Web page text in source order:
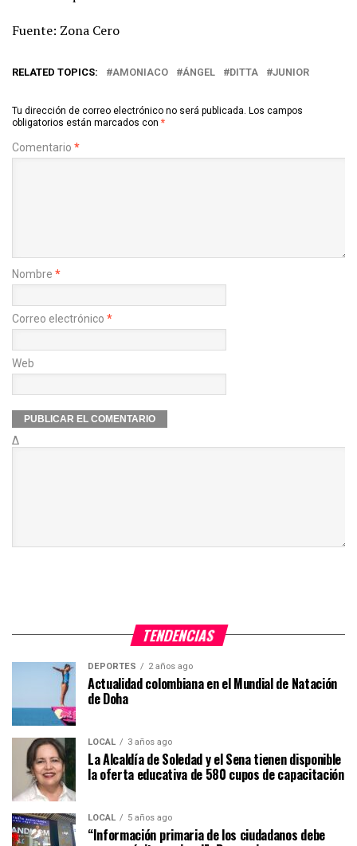
Fuente: Zona Cero
RELATED TOPICS: AMONIACO ÁNGEL DITTA JUNIOR
Tu dirección de correo electrónico no será publicada. Los campos
obligatorios están marcados con *
Comentario *
Nombre *
Correo electrónico *
Web
Δ
TENDENCIAS
DEPORTES 2 años ago
Actualidad colombiana en el Mundial de Natación
de Doha
LOCAL 3 años ago
La Alcaldía de Soledad y el Sena tienen disponible
la oferta educativa de 580 cupos de capacitación
LOCAL 5 años ago
“Información primaria de los ciudadanos debe